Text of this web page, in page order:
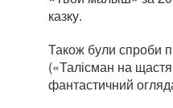
казку.
Також були спроби
(«Талісман на
фантастичний